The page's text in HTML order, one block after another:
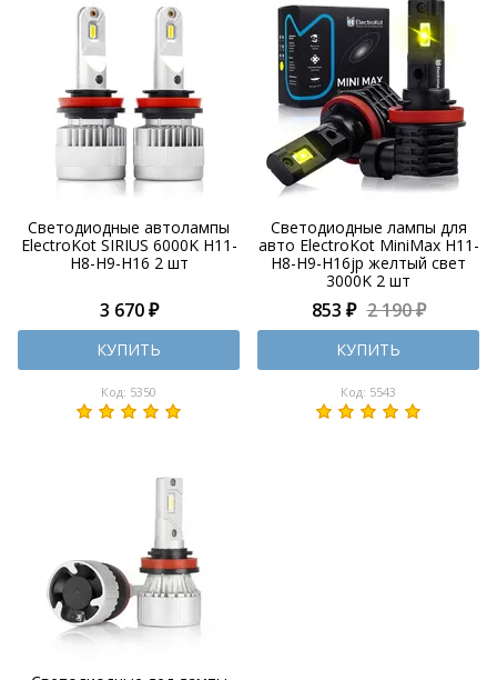
Светодиодные автолампы
ElectroKot SIRIUS 6000K H11-
H8-H9-H16 2 шт
3 670 ₽
КУПИТЬ
Код: 5350
Светодиодные лампы для
авто ElectroKot MiniMax H11-
H8-H9-H16jp желтый свет
3000K 2 шт
853 ₽ 2 190 ₽
КУПИТЬ
Код: 5543